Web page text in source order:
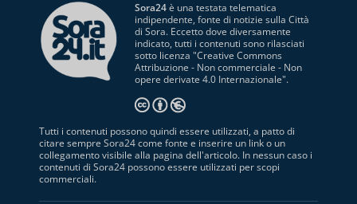
Sora24è una testata telematica
indipendente, fonte di notizie sulla Città
di Sora. Eccetto dove diversamente
indicato, tutti i contenuti sono rilasciati
sotto licenza "Creative Commons
Attribuzione - Non commerciale - Non
opere derivate 4.0 Internazionale".
Tutti i contenuti possono quindi essere utilizzati, a patto di
citare sempre Sora24 come fonte e inserire un link o un
collegamento visibile alla pagina dell'articolo. In nessun caso i
contenuti di Sora24 possono essere utilizzati per scopi
commerciali.